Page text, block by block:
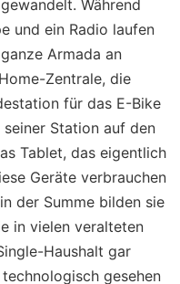
Während
und ein Radio laufen
Armada an
Zentrale, die
für das E-Bike
Station auf den
Tablet, das eigentlich
Geräte verbrauchen
der Summe bilden sie
in vielen veralteten
Haushalt gar
gesehen